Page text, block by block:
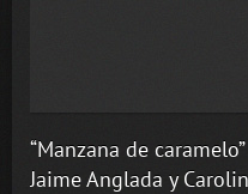
“Manzana de
Jaime Anglada y